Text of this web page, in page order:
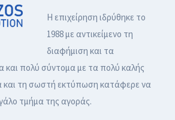
Η επιχείρηση ιδρύθηκε το
1988 με αντικείμενο τη
διαφήμιση και τα
και πολύ σύντομα με τα πολύ καλής
και τη σωστή εκτύπωση κατάφερε να
τμήμα της αγοράς.